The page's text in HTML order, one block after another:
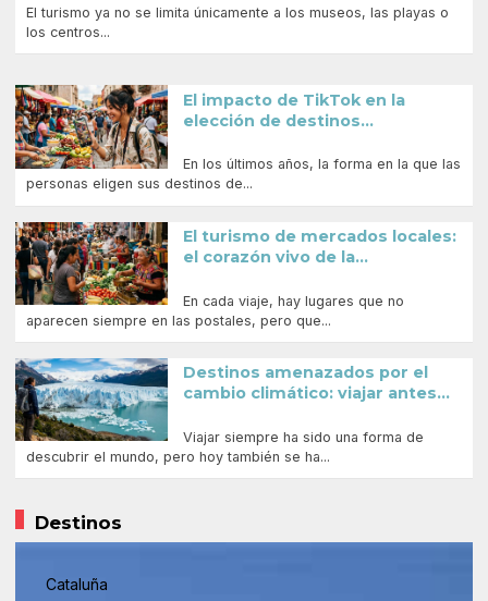
El turismo ya no se limita únicamente a los museos, las playas o
los centros...
El impacto de TikTok en la
elección de destinos...
En los últimos años, la forma en la que las
personas eligen sus destinos de...
El turismo de mercados locales:
el corazón vivo de la...
En cada viaje, hay lugares que no
aparecen siempre en las postales, pero que...
Destinos amenazados por el
cambio climático: viajar antes...
Viajar siempre ha sido una forma de
descubrir el mundo, pero hoy también se ha...
Destinos
Cataluña